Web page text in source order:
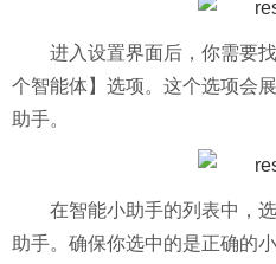
进入设置界面后，你需要
个智能体】选项。这个选项会
助手。
在智能小助手的列表中，
助手。确保你选中的是正确的